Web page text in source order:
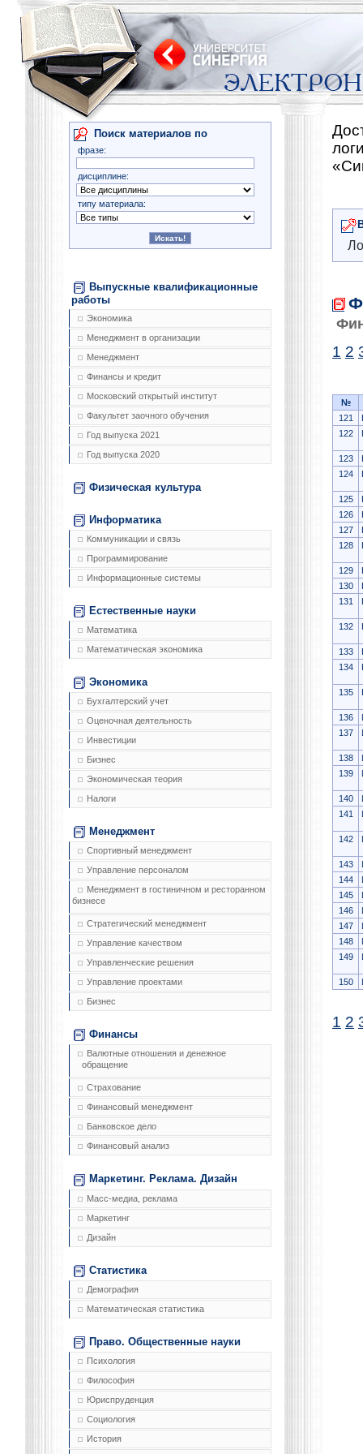
Поиск материалов по
фразе:
дисциплине:
типу материала:
Выпускные квалификационные
работы
Экономика
Менеджмент в организации
Менеджмент
Финансы и кредит
Московский открытый институт
Факультет заочного обучения
Год выпуска 2021
Год выпуска 2020
Физическая культура
Информатика
Коммуникации и связь
Программирование
Информационные системы
Естественные науки
Математика
Математическая экономика
Экономика
Бухгалтерский учет
Оценочная деятельность
Инвестиции
Бизнес
Экономическая теория
Налоги
Менеджмент
Спортивный менеджмент
Управление персоналом
Менеджмент в гостиничном и ресторанном
бизнесе
Стратегический менеджмент
Управление качеством
Управленческие решения
Управление проектами
Бизнес
Финансы
Валютные отношения и денежное
обращение
Страхование
Финансовый менеджмент
Банковское дело
Финансовый анализ
Маркетинг. Реклама. Дизайн
Масс-медиа, реклама
Маркетинг
Дизайн
Статистика
Демография
Математическая статистика
Право. Общественные науки
Психология
Философия
Юриспруденция
Социология
История
1 2
№
121
122
123
124
125
126
127
128
129
130
131
132
133
134
135
136
137
138
139
140
141
142
143
144
145
146
147
148
149
150
1 2